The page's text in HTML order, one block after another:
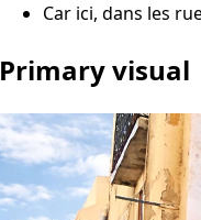
Car ici, dans les
Primary visual